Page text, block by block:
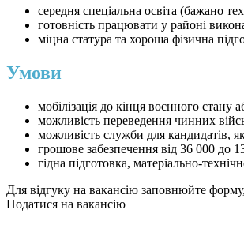
середня спеціальна освіта (бажано
готовність працювати у районі
міцна статура та хороша фізична
Умови
мобілізація до кінця воєнного стану
можливість переведення чинних
можливість служби для кандидатів,
грошове забезпечення від 36 000 до
гідна підготовка, матеріально-
Для відгуку на вакансію заповнюйте
Податися на вакансію